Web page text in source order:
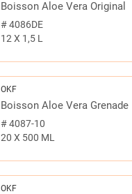
Boisson Aloe Vera Original
#4086DE
12 X 1,5 L
OKF
Boisson Aloe Vera Grenade
#4087-10
20 X 500 ML
OKF